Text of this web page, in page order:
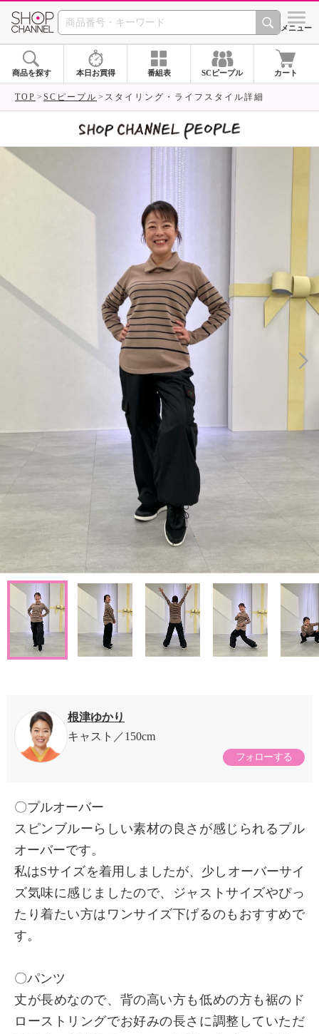
SHOP CHANNEL シメニュー
商品を探す 本日お買得 番組表 SCピープル カート
TOP SCピープル スタイリング・ライフスタイル詳細
根津ゆかり
キャスト
150cm
フォローする
〇プルオーバー
スピンブルーらしい素材の良さが感じられるプル
オーバーです。
私はSサイズを着用しましたが、少しオーバーサイ
ズ気味に感じましたので、ジャストサイズやぴっ
たり着たい方はワンサイズ下げるのもおすすめで
す。
〇パンツ
丈が長めなので、背の高い方も低めの方も裾のド
ローストリングでお好みの長さに調整していただ